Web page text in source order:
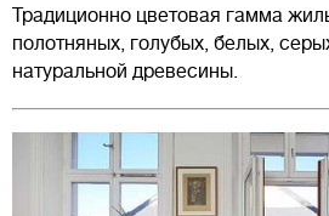
Традиционно цветовая гамма
полотняных, голубых, белых,
натуральной древесины.